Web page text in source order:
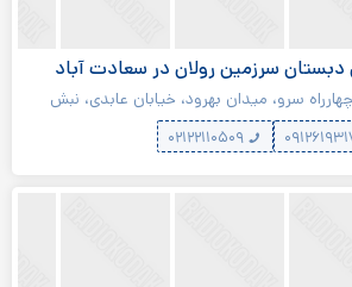
سرزمین رولان در سعادت آباد
سرو، میدان بهرود، خیابان عابدی، نبش
کوچه ۲۷، پلاک ۳۱